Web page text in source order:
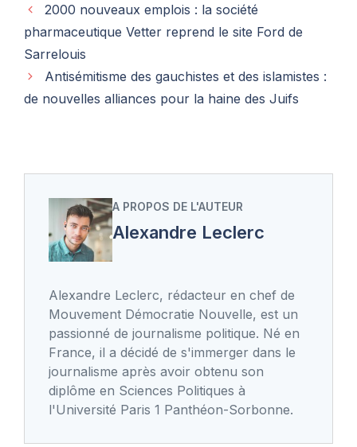
2000 nouveaux emplois : la société
pharmaceutique Vetter reprend le site Ford de
Sarrelouis
Antisémitisme des gauchistes et des islamistes :
de nouvelles alliances pour la haine des Juifs
A PROPOS DE L'AUTEUR
Alexandre Leclerc
Alexandre Leclerc, rédacteur en chef de
Mouvement Démocratie Nouvelle, est un
passionné de journalisme politique. Né en
France, il a décidé de s'immerger dans le
journalisme après avoir obtenu son
diplôme en Sciences Politiques à
l'Université Paris 1 Panthéon-Sorbonne.